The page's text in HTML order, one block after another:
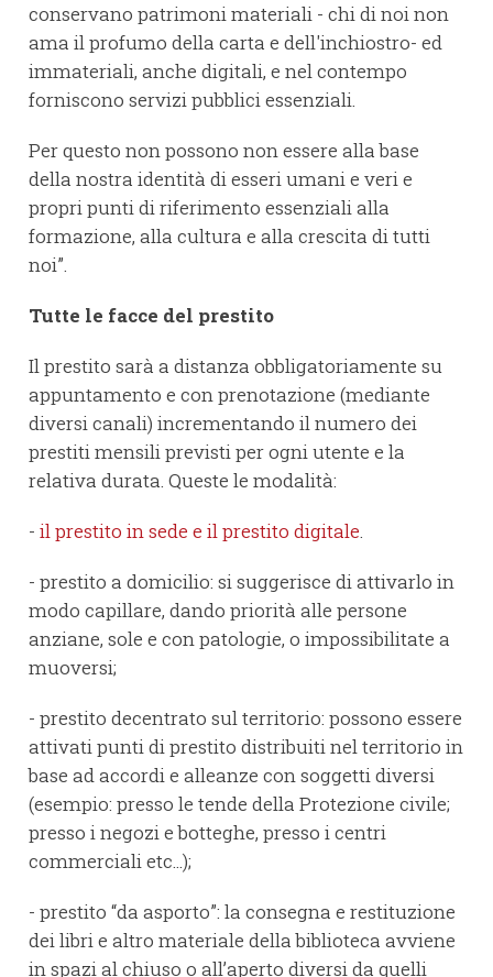
conservano patrimoni materiali - chi di noi non
ama il profumo della carta e dell'inchiostro- ed
immateriali, anche digitali, e nel contempo
forniscono servizi pubblici essenziali.
Per questo non possono non essere alla base
della nostra identità di esseri umani e veri e
propri punti di riferimento essenziali alla
formazione, alla cultura e alla crescita di tutti
noi”.
Tutte le facce del prestito
Il prestito sarà a distanza obbligatoriamente su
appuntamento e con prenotazione (mediante
diversi canali) incrementando il numero dei
prestiti mensili previsti per ogni utente e la
relativa durata. Queste le modalità:
- il prestito in sede e il prestito digitale.
- prestito a domicilio: si suggerisce di attivarlo in
modo capillare, dando priorità alle persone
anziane, sole e con patologie, o impossibilitate a
muoversi;
- prestito decentrato sul territorio: possono essere
attivati punti di prestito distribuiti nel territorio in
base ad accordi e alleanze con soggetti diversi
(esempio: presso le tende della Protezione civile;
presso i negozi e botteghe, presso i centri
commerciali etc...);
- prestito “da asporto”: la consegna e restituzione
dei libri e altro materiale della biblioteca avviene
in spazi al chiuso o all’aperto diversi da quelli